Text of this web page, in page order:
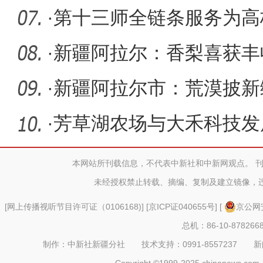
·第十三师全链条服务为
业“保驾护
·新疆阿拉尔：香梨喜获
·新疆阿拉尔市：荒漠披
画卷
·芳草湖农场与大禾科技
解膜生产
本网站所刊载信息，不代表中新社和中新网观点。
未经授权禁止转载、摘编、复制及建立镜像，
[网上传播视听节目许可证（0106168)] [京ICP证040655号] [
京公
总机：86-10-
制作：中新社新疆分社 技术支持：0991-8557237